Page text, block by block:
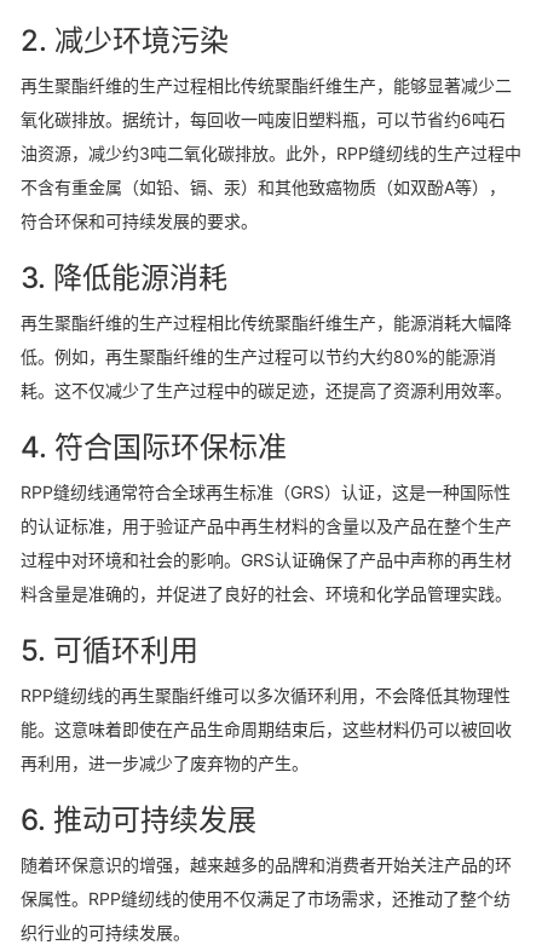
2. 减少环境污染
再生聚酯纤维的生产过程相比传统聚酯纤维生产，能够显著减少二
氧化碳排放。据统计，每回收一吨废旧塑料瓶，可以节省约6吨石
油资源，减少约3吨二氧化碳排放。此外，RPP缝纫线的生产过程中
不含有重金属（如铅、镉、汞）和其他致癌物质（如双酚A等），
符合环保和可持续发展的要求。
3. 降低能源消耗
再生聚酯纤维的生产过程相比传统聚酯纤维生产，能源消耗大幅降
低。例如，再生聚酯纤维的生产过程可以节约大约80%的能源消
耗。这不仅减少了生产过程中的碳足迹，还提高了资源利用效率。
4. 符合国际环保标准
RPP缝纫线通常符合全球再生标准（GRS）认证，这是一种国际性
的认证标准，用于验证产品中再生材料的含量以及产品在整个生产
过程中对环境和社会的影响。GRS认证确保了产品中声称的再生材
料含量是准确的，并促进了良好的社会、环境和化学品管理实践。
5. 可循环利用
RPP缝纫线的再生聚酯纤维可以多次循环利用，不会降低其物理性
能。这意味着即使在产品生命周期结束后，这些材料仍可以被回收
再利用，进一步减少了废弃物的产生。
6. 推动可持续发展
随着环保意识的增强，越来越多的品牌和消费者开始关注产品的环
保属性。RPP缝纫线的使用不仅满足了市场需求，还推动了整个纺
织行业的可持续发展。